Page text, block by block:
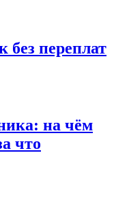
без переплат
на чём
что